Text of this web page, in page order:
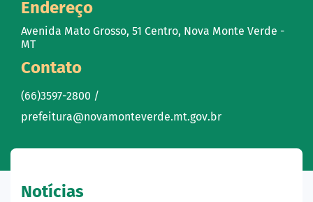
Endereço
Avenida Mato Grosso, 51 Centro, Nova Monte Verde -
MT
Contato
(66)3597-2800 /
prefeitura@novamonteverde.mt.gov.br
Notícias